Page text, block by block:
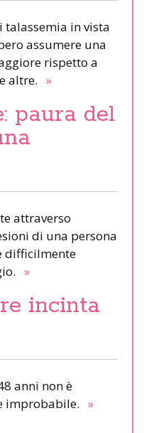
talassemia in vista
assumere una
rispetto a
altre. »
paura del
attraverso
di una persona
difficilmente
»
incinta
anni non è
improbabile. »